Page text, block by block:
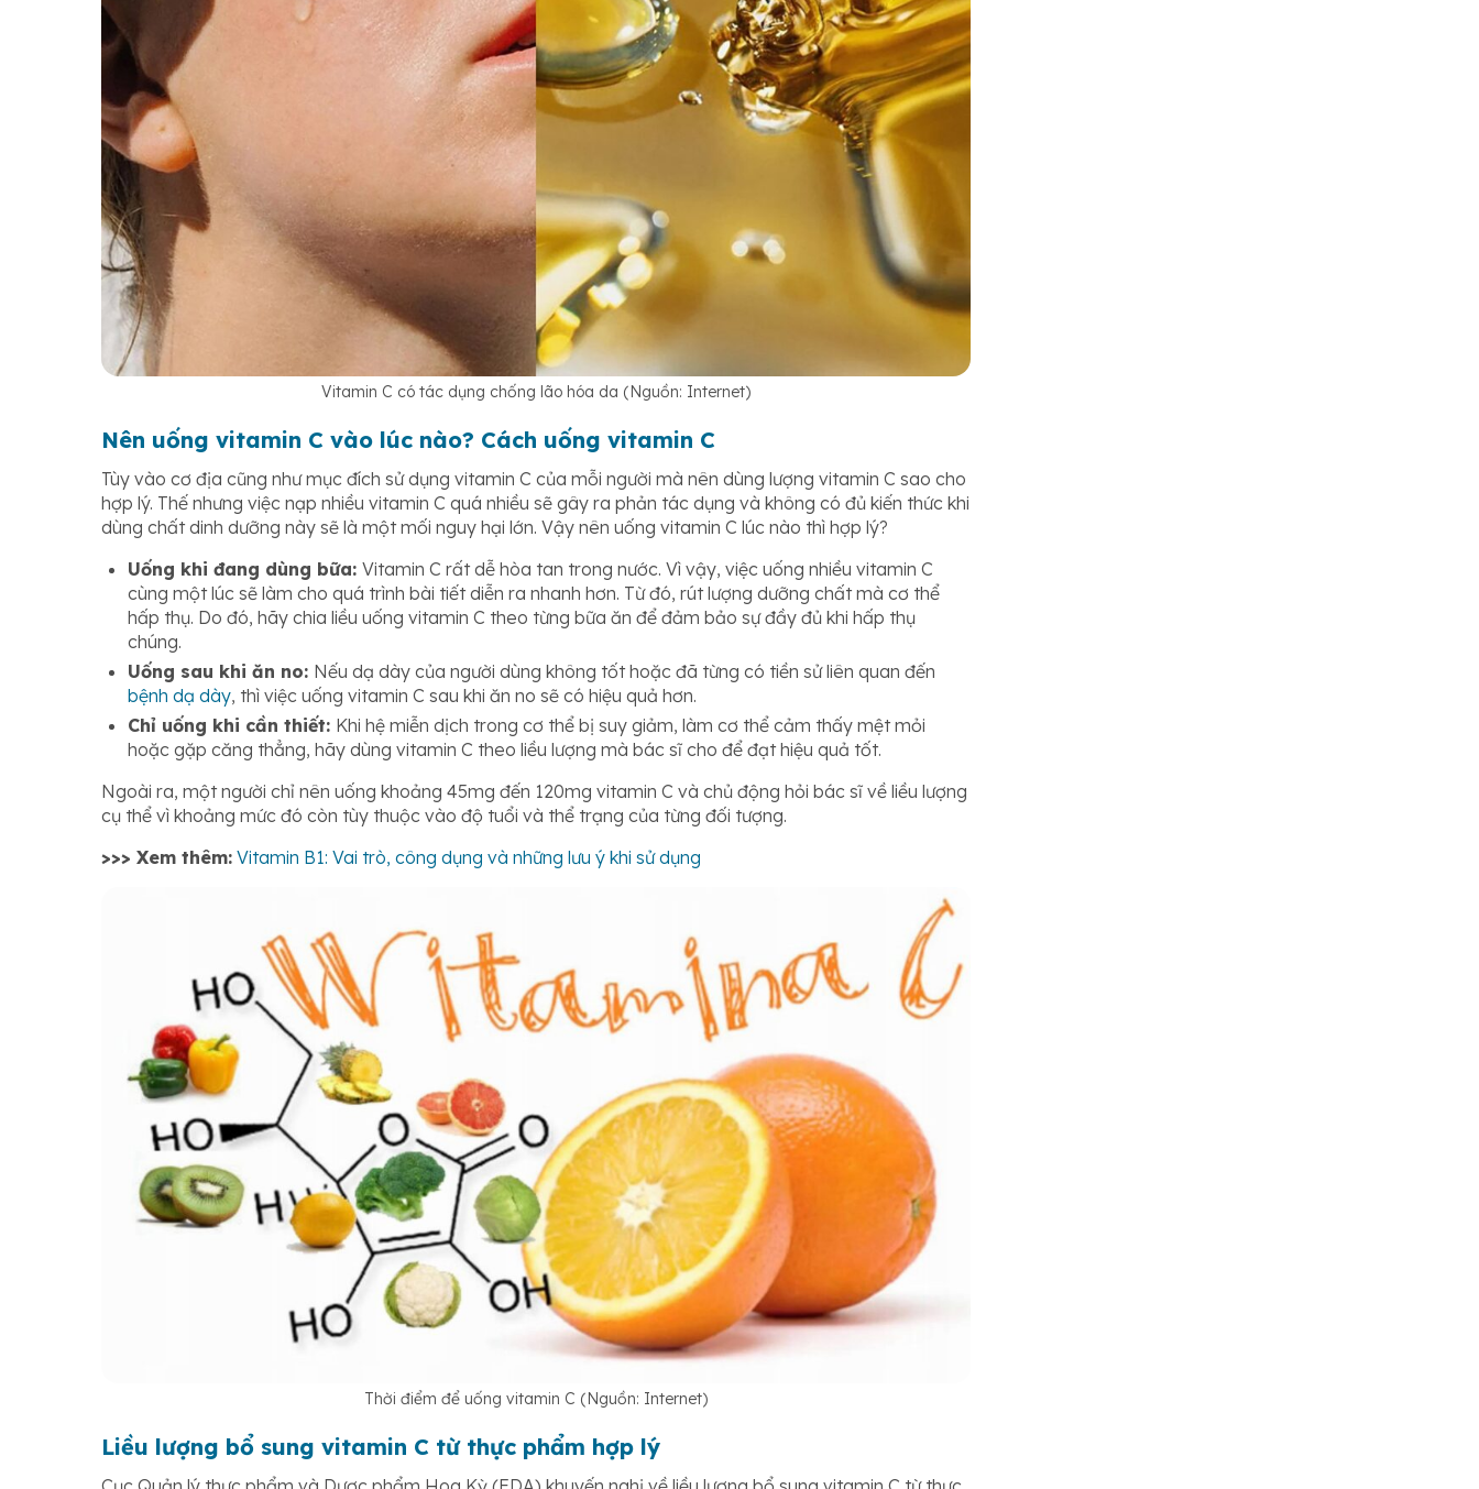
Vitamin C có tác dụng chống lão hóa da (Nguồn: Internet)
Nên uống vitamin C vào lúc nào? Cách uống vitamin C
Tùy vào cơ địa cũng như mục đích sử dụng vitamin C của mỗi người mà nên dùng lượng vitamin C sao cho
hợp lý. Thế nhưng việc nạp nhiều vitamin C quá nhiều sẽ gây ra phản tác dụng và không có đủ kiến thức khi
dùng chất dinh dưỡng này sẽ là một mối nguy hại lớn. Vậy nên uống vitamin C lúc nào thì hợp lý?
Uống khi đang dùng bữa: Vitamin C rất dễ hòa tan trong nước. Vì vậy, việc uống nhiều vitamin C
cùng một lúc sẽ làm cho quá trình bài tiết diễn ra nhanh hơn. Từ đó, rút lượng dưỡng chất mà cơ thể
hấp thụ. Do đó, hãy chia liều uống vitamin C theo từng bữa ăn để đảm bảo sự đầy đủ khi hấp thụ
chúng.
Uống sau khi ăn no: Nếu dạ dày của người dùng không tốt hoặc đã từng có tiền sử liên quan đến
bệnh dạ dày, thì việc uống vitamin C sau khi ăn no sẽ có hiệu quả hơn.
Chỉ uống khi cần thiết: Khi hệ miễn dịch trong cơ thể bị suy giảm, làm cơ thể cảm thấy mệt mỏi
hoặc gặp căng thẳng, hãy dùng vitamin C theo liều lượng mà bác sĩ cho để đạt hiệu quả tốt.
Ngoài ra, một người chỉ nên uống khoảng 45mg đến 120mg vitamin C và chủ động hỏi bác sĩ về liều lượng
cụ thể vì khoảng mức đó còn tùy thuộc vào độ tuổi và thể trạng của từng đối tượng.
>>> Xem thêm: Vitamin B1: Vai trò, công dụng và những lưu ý khi sử dụng
Thời điểm để uống vitamin C (Nguồn: Internet)
Liều lượng bổ sung vitamin C từ thực phẩm hợp lý